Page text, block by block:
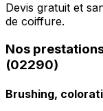
Devis gratuit et
de coiffure.
Nos
(02290)
Brushing,